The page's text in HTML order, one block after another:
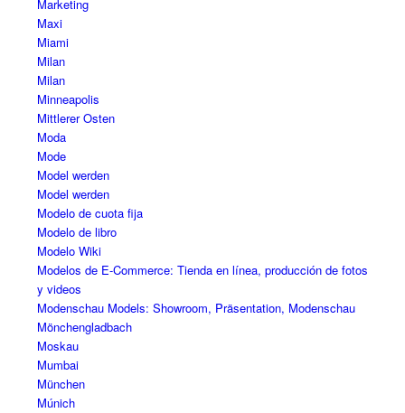
Marketing
Maxi
Miami
Milan
Milan
Minneapolis
Mittlerer Osten
Moda
Mode
Model werden
Model werden
Modelo de cuota fija
Modelo de libro
Modelo Wiki
Modelos de E-Commerce: Tienda en línea, producción de fotos
y videos
Modenschau Models: Showroom, Präsentation, Modenschau
Mönchengladbach
Moskau
Mumbai
München
Múnich